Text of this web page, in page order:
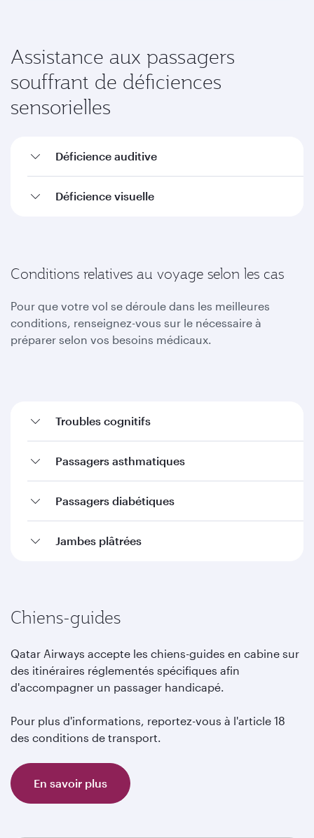
Assistance aux passagers
souffrant de déficiences
sensorielles
Déficience auditive
Déficience visuelle
Conditions relatives au voyage selon les cas
Pour que votre vol se déroule dans les meilleures
conditions, renseignez-vous sur le nécessaire à
préparer selon vos besoins médicaux.
Troubles cognitifs
Passagers asthmatiques
Passagers diabétiques
Jambes plâtrées
Chiens-guides
Qatar Airways accepte les chiens-guides en cabine sur
des itinéraires réglementés spécifiques afin
d'accompagner un passager handicapé.
Pour plus d'informations, reportez-vous à l'article 18
des conditions de transport.
En savoir plus